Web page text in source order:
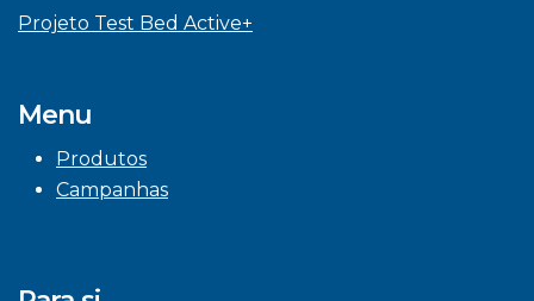
Projeto Test Bed Active+
Menu
Produtos
Campanhas